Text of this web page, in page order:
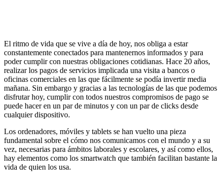
El ritmo de vida que se vive a día de hoy, nos obliga a estar
constantemente conectados para mantenernos informados y para
poder cumplir con nuestras obligaciones cotidianas. Hace 20 años,
realizar los pagos de servicios implicada una visita a bancos o
oficinas comerciales en las que fácilmente se podía invertir media
mañana. Sin embargo y gracias a las tecnologías de las que podemos
disfrutar hoy, cumplir con todos nuestros compromisos de pago se
puede hacer en un par de minutos y con un par de clicks desde
cualquier dispositivo.
Los ordenadores, móviles y tablets se han vuelto una pieza
fundamental sobre el cómo nos comunicamos con el mundo y a su
vez, necesarias para ámbitos laborales y escolares, y así como ellos,
hay elementos como los smartwatch que también facilitan bastante la
vida de quien los usa.